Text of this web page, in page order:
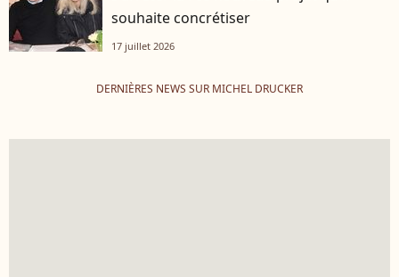
souhaite concrétiser
17 juillet 2026
DERNIÈRES NEWS SUR MICHEL DRUCKER